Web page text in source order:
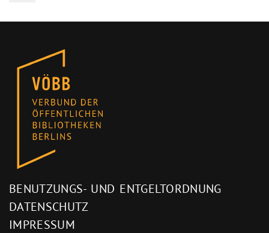
BENUTZUNGS- UND ENTGELTORDNUNG
DATENSCHUTZ
IMPRESSUM